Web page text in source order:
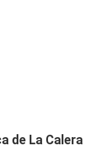
de La Calera